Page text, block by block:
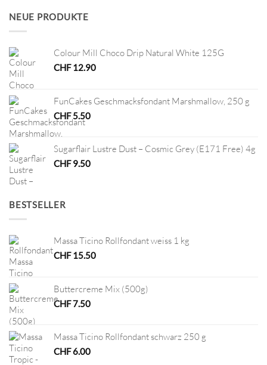
NEUE PRODUKTE
Colour Mill Choco Drip Natural White 125G
CHF12.90
FunCakes Geschmacksfondant Marshmallow, 250 g
CHF5.50
Sugarflair Lustre Dust – Cosmic Grey (E171 Free) 4g
CHF9.50
BESTSELLER
Massa Ticino Rollfondant weiss 1 kg
CHF15.50
Buttercreme Mix (500g)
CHF7.50
Massa Ticino Rollfondant schwarz 250 g
CHF6.00